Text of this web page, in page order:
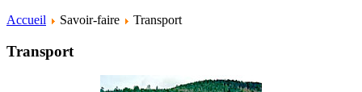
Accueil
Savoir-faire Transport
Transport